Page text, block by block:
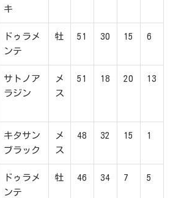
キ
ドゥラメ
ンテ
牡 51 30 15 6
サトノア
ラジン
メ
ス
51 18 20 13
キタサン
ブラック
メ
ス
48 32 15 1
ドゥラメ
ンテ
牡 46 34 7 5